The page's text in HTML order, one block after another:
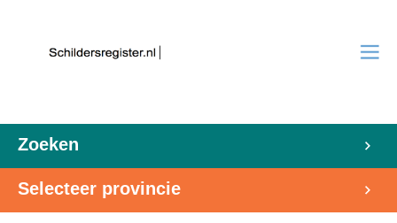
Zoeken
Selecteer provincie